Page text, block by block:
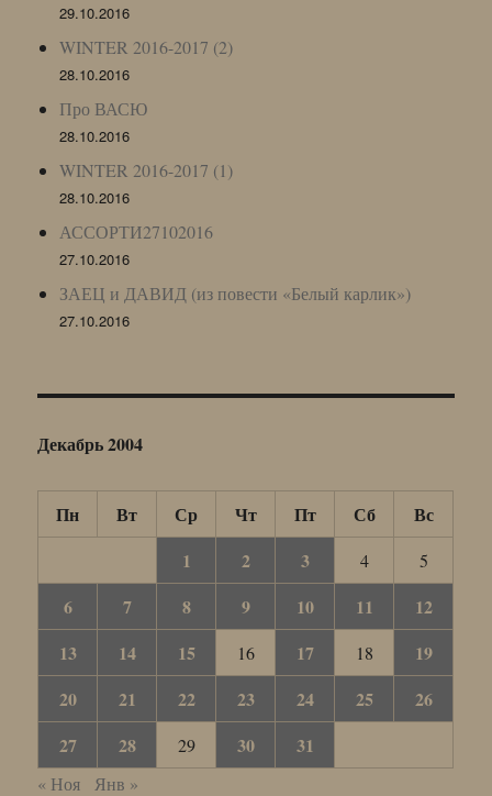
29.10.2016
WINTER 2016-2017 (2)
28.10.2016
Про ВАСЮ
28.10.2016
WINTER 2016-2017 (1)
28.10.2016
АССОРТИ27102016
27.10.2016
ЗАЕЦ и ДАВИД (из повести «Белый карлик»)
27.10.2016
Декабрь 2004
Пн Вт Ср Чт Пт Сб
Вс
1
2 3 4 5
6 7 8 9 10 11
12
13
14 15 16 17 18
19
20
21 22 23 24 25
26
27
28 29 30 31
« Ноя Янв »